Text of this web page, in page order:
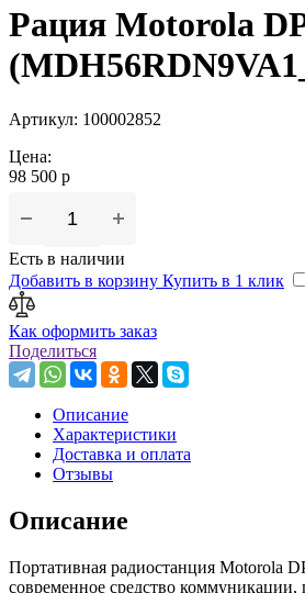
Рация Motorola
Артикул: 100002852
Цена:
98 500 р
Есть в наличии
Добавить в корзину Купить в 1 клик
Как оформить заказ
Поделиться
Описание
Характеристики
Доставка и оплата
Отзывы
Описание
Портативная радиостанция Motorola
современное средство коммуникации,